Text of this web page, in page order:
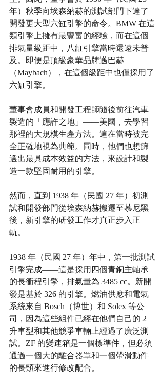
年）秋季向埃森納赫的測試部門下達了
開發更大型六缸引擎的命令。BMW 在這
類引擎上擁有最豐富的經驗，而在這個
排氣量級距中，八缸引擎當時還遠未普
及。即便是頂級豪華品牌邁巴赫
（Maybach），在這個級距中也僅採用了
六缸引擎。
董事會成員和開發工程師隨後前往汽車
製造的「應許之地」——美國，去學習
那裡的大規模生產方法。這在當時被完
全正確地視為典範。同時，他們也想篩
選出最具成本效益的方法，來設計和製
造一款堅固耐用的引擎。
然而，直到 1938 年（民國 27 年）初測
試和開發部門從埃森納赫搬遷至慕尼黑
後，新引擎的研發工作才真正步入正
軌。
1938 年（民國 27 年）年中，第一批測試
引擎完成——這是採用四個青銅主軸承
的長衝程引擎，排氣量為 3485 cc。新開
發是基於 326 的引擎。燃油供應和電氣
系統來自 Bosch（博世）和 Solex 等公
司，因為這些組件已經在他們自己的 2
升車型和其他競爭車輛上經過了廣泛測
試。ZF 的變速箱是一個標準件，但必須
通過一個大的離合器罩和一個帶滑動件
的長頸來進行修改配合。